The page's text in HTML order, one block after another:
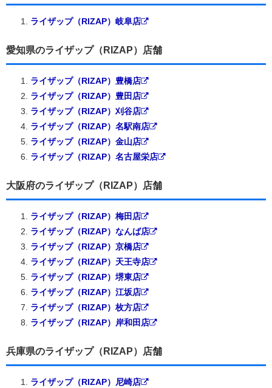
ライザップ（RIZAP）岐阜店
愛知県のライザップ（RIZAP）店舗
ライザップ（RIZAP）豊橋店
ライザップ（RIZAP）豊田店
ライザップ（RIZAP）刈谷店
ライザップ（RIZAP）名駅南店
ライザップ（RIZAP）金山店
ライザップ（RIZAP）名古屋栄店
大阪府のライザップ（RIZAP）店舗
ライザップ（RIZAP）梅田店
ライザップ（RIZAP）なんば店
ライザップ（RIZAP）京橋店
ライザップ（RIZAP）天王寺店
ライザップ（RIZAP）堺東店
ライザップ（RIZAP）江坂店
ライザップ（RIZAP）枚方店
ライザップ（RIZAP）岸和田店
兵庫県のライザップ（RIZAP）店舗
ライザップ（RIZAP）尼崎店